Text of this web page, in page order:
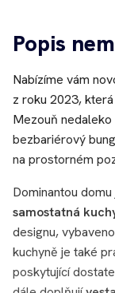
Popis
Nabízíme vám
z roku 2023,
Mezouň
bezbariérový
na prostorném
Dominantou domu
samostatná
designu,
kuchyně je také
poskytující